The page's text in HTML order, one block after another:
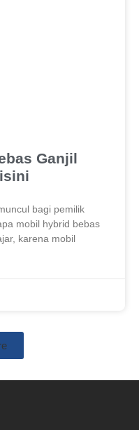
Ganjil
bagi pemilik
mobil hybrid bebas
karena mobil